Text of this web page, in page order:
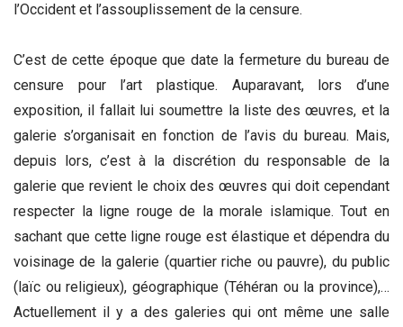
l’Occident et l’assouplissement de la censure.
C’est de cette époque que date la fermeture du bureau de
censure pour l’art plastique. Auparavant, lors d’une
exposition, il fallait lui soumettre la liste des œuvres, et la
galerie s’organisait en fonction de l’avis du bureau. Mais,
depuis lors, c’est à la discrétion du responsable de la
galerie que revient le choix des œuvres qui doit cependant
respecter la ligne rouge de la morale islamique. Tout en
sachant que cette ligne rouge est élastique et dépendra du
voisinage de la galerie (quartier riche ou pauvre), du public
(laïc ou religieux), géographique (Téhéran ou la province),…
Actuellement il y a des galeries qui ont même une salle